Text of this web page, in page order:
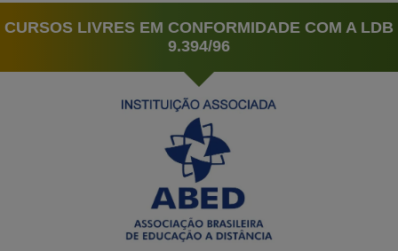
CURSOS LIVRES EM CONFORMIDADE COM A LDB
9.394/96